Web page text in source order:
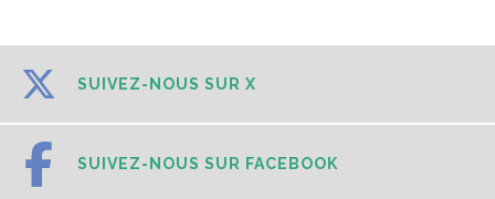
SUIVEZ-NOUS SUR X
SUIVEZ-NOUS SUR FACEBOOK